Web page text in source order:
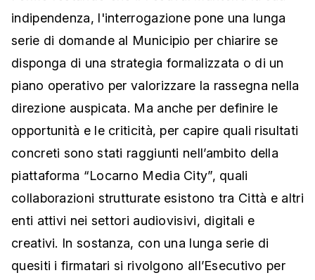
indipendenza, l'interrogazione pone una lunga
serie di domande al Municipio per chiarire se
disponga di una strategia formalizzata o di un
piano operativo per valorizzare la rassegna nella
direzione auspicata. Ma anche per definire le
opportunità e le criticità, per capire quali risultati
concreti sono stati raggiunti nell’ambito della
piattaforma “Locarno Media City”, quali
collaborazioni strutturate esistono tra Città e altri
enti attivi nei settori audiovisivi, digitali e
creativi. In sostanza, con una lunga serie di
quesiti i firmatari si rivolgono all’Esecutivo per